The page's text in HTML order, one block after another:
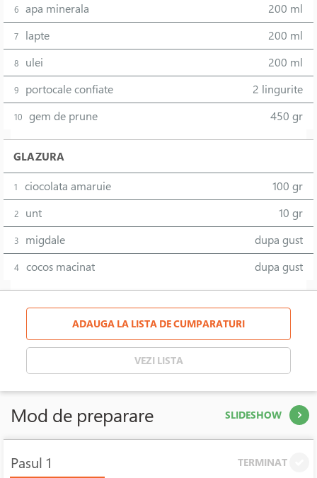
6 apa minerala 200 ml
7 lapte 200 ml
8 ulei 200 ml
9 portocale confiate 2 lingurite
10 gem de prune 450 gr
GLAZURA
1 ciocolata amaruie 100 gr
2 unt 10 gr
3 migdale dupa gust
4 cocos macinat dupa gust
ADAUGA LA LISTA DE CUMPARATURI
VEZI LISTA
Mod de preparare SLIDESHOW
Pasul 1 TERMINAT